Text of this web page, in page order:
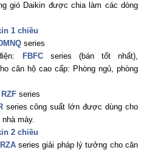
gió Daikin được chia làm các dòng
1 chiều
series
FBFC series (bán tốt nhất),
căn hộ cao cấp: Phòng ngủ, phòng
series
series công suất lớn được dùng cho
máy.
2 chiều
series giải pháp lý tưởng cho căn